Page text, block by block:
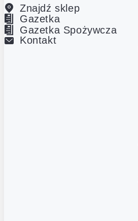
Znajdź sklep
Gazetka
Gazetka Spożywcza
Kontakt